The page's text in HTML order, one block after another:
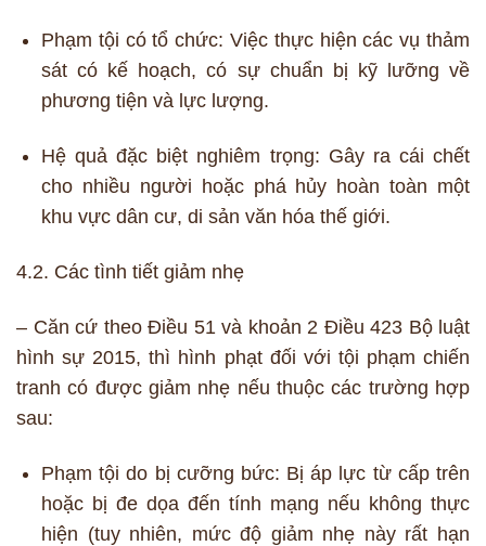
Phạm tội có tổ chức: Việc thực hiện các vụ thảm
sát có kế hoạch, có sự chuẩn bị kỹ lưỡng về
phương tiện và lực lượng.
Hệ quả đặc biệt nghiêm trọng: Gây ra cái chết
cho nhiều người hoặc phá hủy hoàn toàn một
khu vực dân cư, di sản văn hóa thế giới.
4.2. Các tình tiết giảm nhẹ
– Căn cứ theo Điều 51 và khoản 2 Điều 423 Bộ luật
hình sự 2015, thì hình phạt đối với tội phạm chiến
tranh có được giảm nhẹ nếu thuộc các trường hợp
sau:
Phạm tội do bị cưỡng bức: Bị áp lực từ cấp trên
hoặc bị đe dọa đến tính mạng nếu không thực
hiện (tuy nhiên, mức độ giảm nhẹ này rất hạn